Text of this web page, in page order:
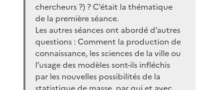
chercheurs ?) ? C’était la thématique
de la première séance.
Les autres séances ont abordé d’autres
questions : Comment la production de
connaissance, les sciences de la ville ou
l’usage des modèles sont-ils infléchis
par les nouvelles possibilités de la